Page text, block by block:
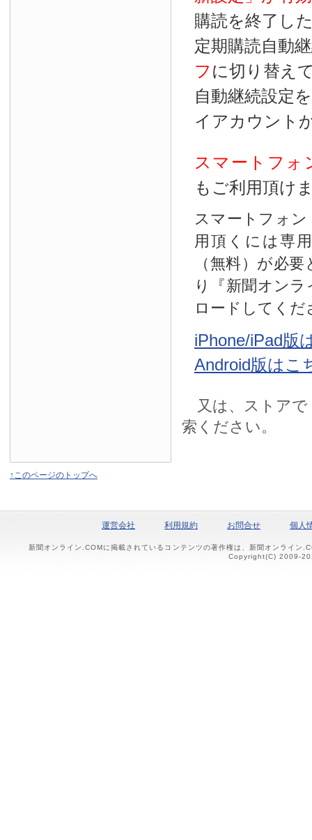
購読を終了し
定期購読自動
フ に切り替え
自動継続設定
イアカウント
スマートフォ
もご利用頂け
スマートフォ
用頂くには専
（無料）が必
り『新聞オン
ロードしてくだ
iPhone/iPad版
Android版はこ
又は、ストアで
索ください。
↑このページのトップへ
運営会社 利用規約 お問合せ 個人
新聞オンライン.COMに掲載されているコンテンツの著作権は、新聞オンライン
Copyright(C) 2009-